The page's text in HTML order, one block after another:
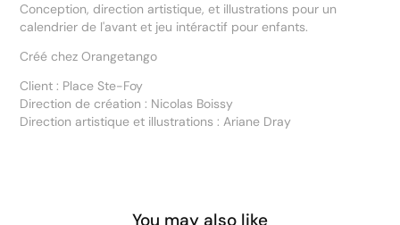
Conception, direction artistique, et illustrations pour un
calendrier de l'avant et jeu intéractif pour enfants.
Créé chez Orangetango
Client : Place Ste-Foy
Direction de création : Nicolas Boissy
Direction artistique et illustrations : Ariane Dray
You may also like